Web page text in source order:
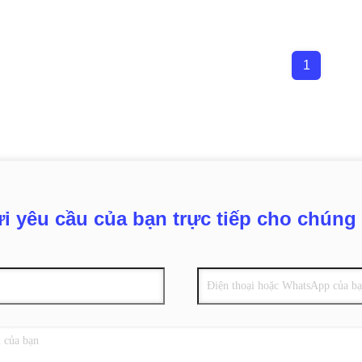
1
yêu cầu của bạn trực tiếp cho